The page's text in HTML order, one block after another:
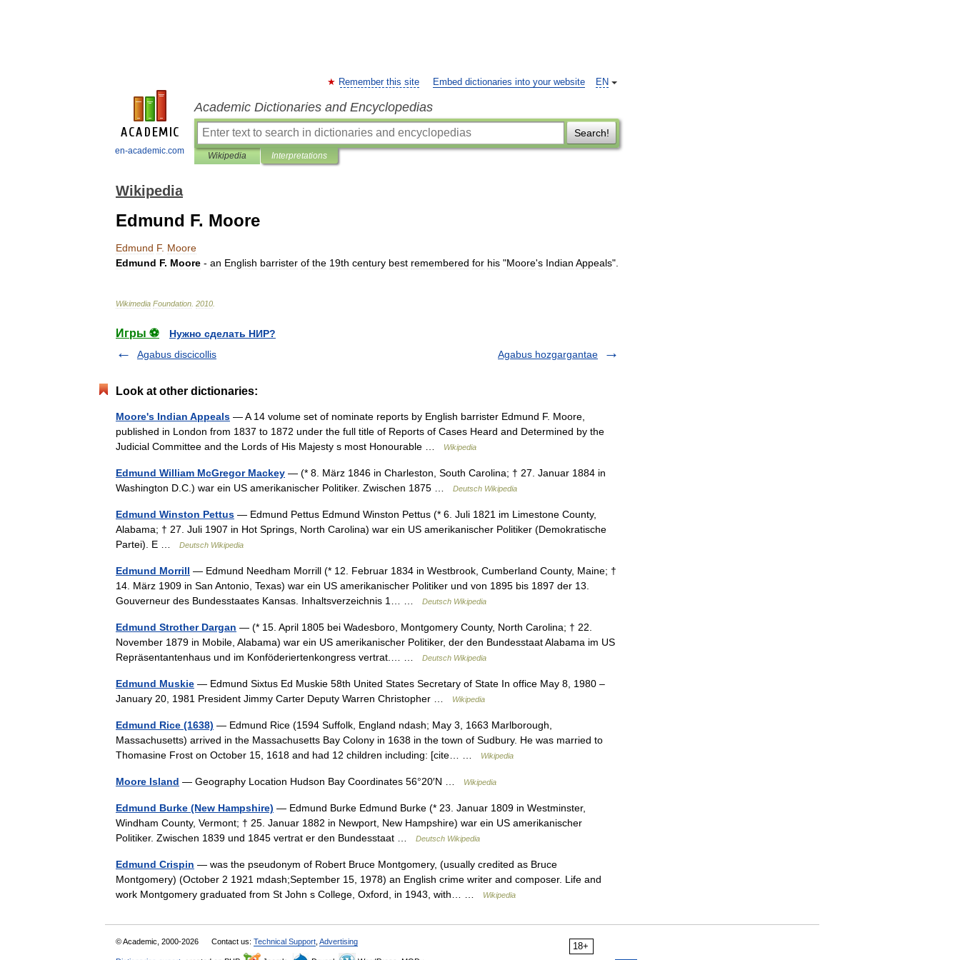
en-academic.com
EN
Remember this site Embed dictionaries into your website
Academic Dictionaries and Encyclopedias
Search!
Wikipedia Interpretations
Wikipedia
Edmund F. Moore
Edmund F. Moore
Edmund F. Moore - an English barrister of the 19th century best remembered for his "Moore's Indian Appeals".
Wikimedia Foundation 2010
Игры ⚽
Нужно сделать НИР?
Agabus discicollis
Agabus hozgargantae
Look at other dictionaries:
Moore's Indian Appeals — A 14 volume set of nominate reports by English barrister Edmund F. Moore,
published in London from 1837 to 1872 under the full title of Reports of Cases Heard and Determined by the
Judicial Committee and the Lords of His Majesty s most Honourable …
Wikipedia
Edmund William McGregor Mackey — (* 8. März 1846 in Charleston, South Carolina; † 27. Januar 1884 in
Washington D.C.) war ein US amerikanischer Politiker. Zwischen 1875 …
Deutsch Wikipedia
Edmund Winston Pettus — Edmund Pettus Edmund Winston Pettus (* 6. Juli 1821 im Limestone County,
Alabama; † 27. Juli 1907 in Hot Springs, North Carolina) war ein US amerikanischer Politiker (Demokratische
Partei). E …
Deutsch Wikipedia
Edmund Morrill — Edmund Needham Morrill (* 12. Februar 1834 in Westbrook, Cumberland County, Maine; †
14. März 1909 in San Antonio, Texas) war ein US amerikanischer Politiker und von 1895 bis 1897 der 13.
Gouverneur des Bundesstaates Kansas. Inhaltsverzeichnis 1… …
Deutsch Wikipedia
Edmund Strother Dargan — (* 15. April 1805 bei Wadesboro, Montgomery County, North Carolina; † 22.
November 1879 in Mobile, Alabama) war ein US amerikanischer Politiker, der den Bundesstaat Alabama im US
Repräsentantenhaus und im Konföderiertenkongress vertrat.… …
Deutsch Wikipedia
Edmund Muskie — Edmund Sixtus Ed Muskie 58th United States Secretary of State In office May 8, 1980 –
January 20, 1981 President Jimmy Carter Deputy Warren Christopher …
Wikipedia
Edmund Rice (1638) — Edmund Rice (1594 Suffolk, England ndash; May 3, 1663 Marlborough,
Massachusetts) arrived in the Massachusetts Bay Colony in 1638 in the town of Sudbury. He was married to
Thomasine Frost on October 15, 1618 and had 12 children including: [cite… …
Wikipedia
Moore Island — Geography Location Hudson Bay Coordinates 56°20′N … Wikipedia
Edmund Burke (New Hampshire) — Edmund Burke Edmund Burke (* 23. Januar 1809 in Westminster,
Windham County, Vermont; † 25. Januar 1882 in Newport, New Hampshire) war ein US amerikanischer
Politiker. Zwischen 1839 und 1845 vertrat er den Bundesstaat …
Deutsch Wikipedia
Edmund Crispin — was the pseudonym of Robert Bruce Montgomery, (usually credited as Bruce
Montgomery) (October 2 1921 mdash;September 15, 1978) an English crime writer and composer. Life and
work Montgomery graduated from St John s College, Oxford, in 1943, with… …
Wikipedia
18+
© Academic, 2000-2026 Contact us: Technical Support Advertising